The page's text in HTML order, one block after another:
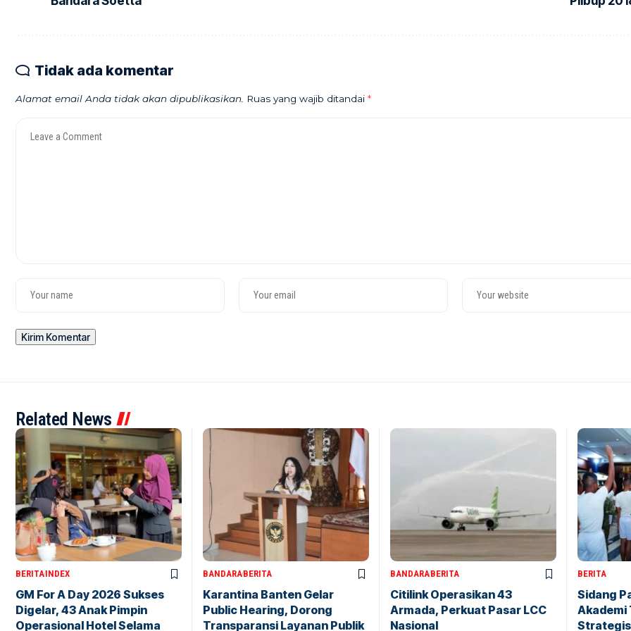
Tidak ada komentar
Alamat email Anda tidak akan dipublikasikan. Ruas yang wajib ditandai *
Related News
BERITAINDEX
GM For A Day 2026 Sukses
Digelar, 43 Anak Pimpin
Operasional Hotel Selama
BANDARABERITA
Karantina Banten Gelar
Public Hearing, Dorong
Transparansi Layanan Publik
BANDARABERITA
Citilink Operasikan 43
Armada, Perkuat Pasar LCC
Nasional
BERITA
Sidang
Akademi